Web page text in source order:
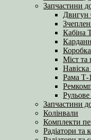
Запчастини
Кабіна
Міст та
Рама Т-
Запчастини
Колінвали
Комплекти
Радіатори та